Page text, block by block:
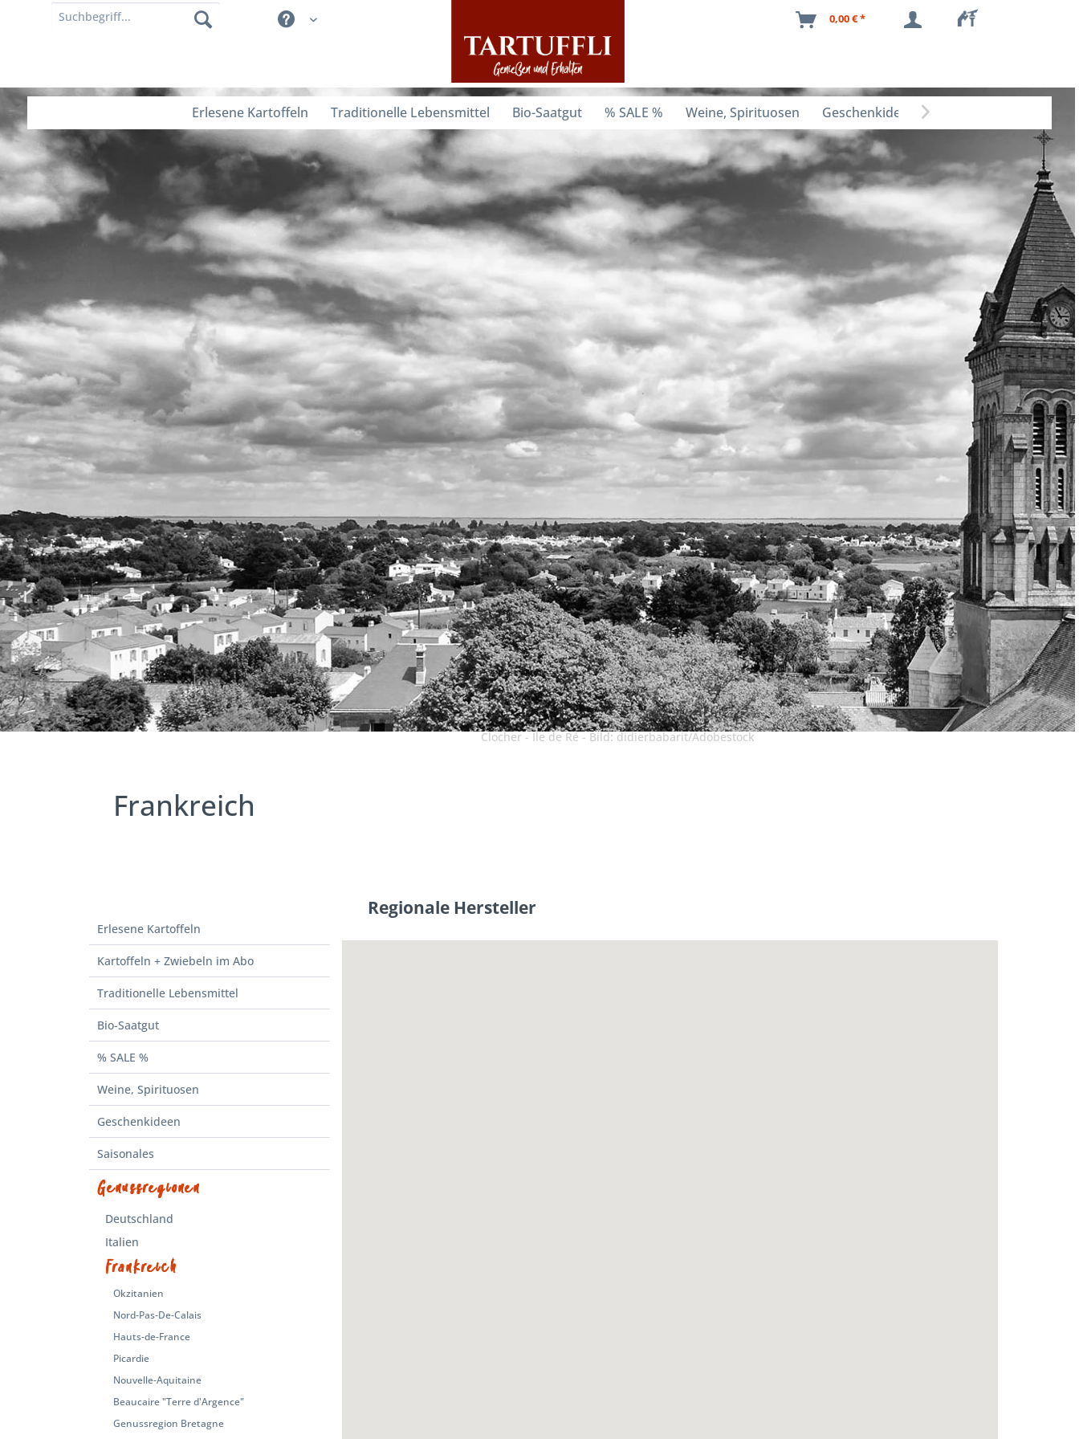
0,00 € *
Erlesene Kartoffeln Traditionelle Lebensmittel Bio-Saatgut % SALE % Weine, Spirituosen Geschenkideen 
Clocher - Ile de Ré - Bild: didierbabarit/Adobestock
Frankreich
Erlesene Kartoffeln
Kartoffeln + Zwiebeln im Abo
Traditionelle Lebensmittel
Bio-Saatgut
% SALE %
Weine, Spirituosen
Geschenkideen
Saisonales
Genussregionen
Deutschland
Italien
Frankreich
Okzitanien
Nord-Pas-De-Calais
Hauts-de-France
Picardie
Nouvelle-Aquitaine
Beaucaire "Terre d'Argence"
Genussregion Bretagne
Regionale Hersteller